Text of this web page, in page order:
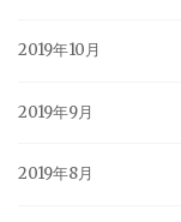
2019年10月
2019年9月
2019年8月